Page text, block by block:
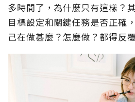
多時間了，為什麼只有這樣？
目標設定和關鍵任務是否正確
己在做甚麼？怎麼做？都得反